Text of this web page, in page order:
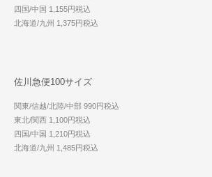
四国/中国 1,155円税込
北海道/九州 1,375円税込
佐川急便100サイズ
関東/信越/北陸/中部 990円税込
東北/関西 1,100円税込
四国/中国 1,210円税込
北海道/九州 1,485円税込